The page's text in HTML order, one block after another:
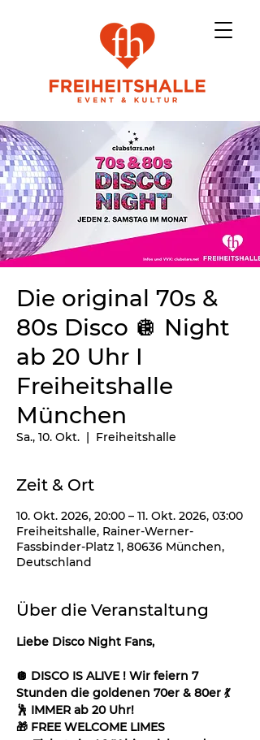
Die original 70s &
80s Disco 🪩 Night
ab 20 Uhr I
Freiheitshalle
München
Sa., 10. Okt.
  |
Freiheitshalle
Zeit & Ort
10. Okt. 2026, 20:00 – 11. Okt. 2026, 03:00
Freiheitshalle, Rainer-Werner-
Fassbinder-Platz 1, 80636 München,
Deutschland
Über die Veranstaltung
Liebe Disco Night Fans,
🪩 DISCO IS ALIVE ! Wir feiern 7
Stunden die goldenen 70er & 80er 💃
🕺 IMMER ab 20 Uhr!
🎁 FREE WELCOME LIMES